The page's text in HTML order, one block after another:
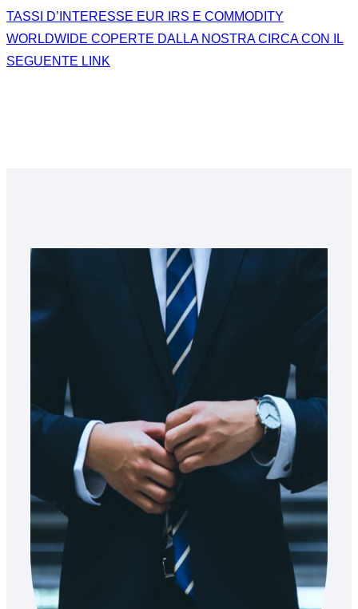
TASSI D’INTERESSE EUR IRS E COMMODITY
WORLDWIDE COPERTE DALLA NOSTRA CIRCA CON IL
SEGUENTE LINK